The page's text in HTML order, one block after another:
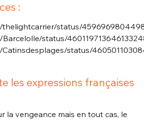
:
status/
status/
status/
les expressions françaises
la vengeance mais en tout cas, le